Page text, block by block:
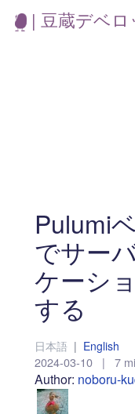
| 豆蔵デベ
Pulumi
でサー
ケーシ
する
日本語 | English
2024-03-10 | 7
Author: noboru-